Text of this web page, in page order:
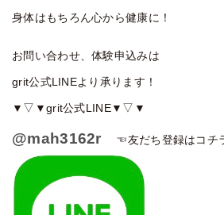
身体はもちろん心から健康に！
お問い合わせ、体験申込みは
grit公式LINEより承ります！
▼▽▼grit公式LINE▼▽▼
@mah3162r ☜友だち登録はコチ